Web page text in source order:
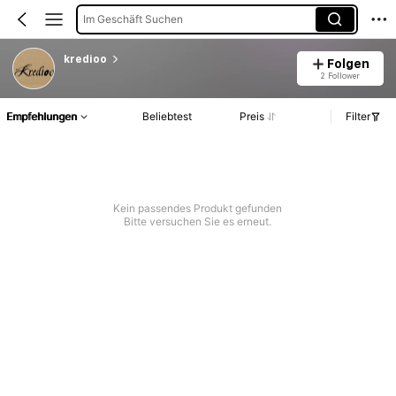
Im Geschäft Suchen
kredioo Folgen
2 Follower
Empfehlungen Beliebtest Preis Filter
Kein passendes Produkt gefunden
Bitte versuchen Sie es erneut.